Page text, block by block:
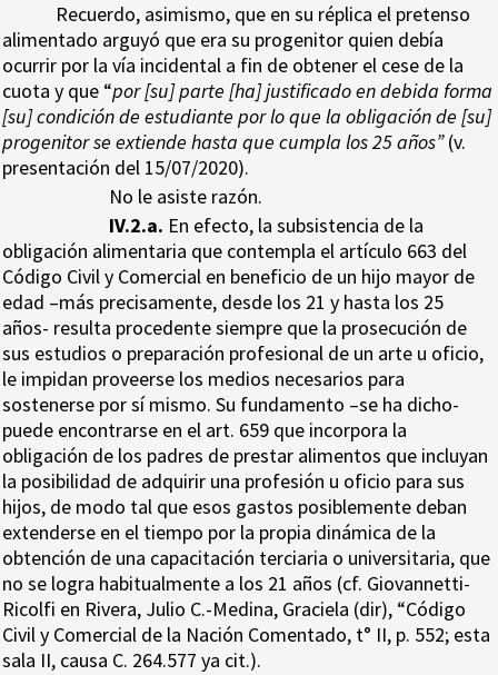
Recuerdo, asimismo, que en su réplica el pretenso
alimentado arguyó que era su progenitor quien debía
ocurrir por la vía incidental a fin de obtener el cese de la
cuota y que “por [su] parte [ha] justificado en debida forma
[su] condición de estudiante por lo que la obligación de [su]
progenitor se extiende hasta que cumpla los 25 años”(v.
presentación del 15/07/2020).
No le asiste razón.
IV.2.a. En efecto, la subsistencia de la
obligación alimentaria que contempla el artículo 663 del
Código Civil y Comercial en beneficio de un hijo mayor de
edad –más precisamente, desde los 21 y hasta los 25
años- resulta procedente siempre que la prosecución de
sus estudios o preparación profesional de un arte u oficio,
le impidan proveerse los medios necesarios para
sostenerse por sí mismo. Su fundamento –se ha dicho-
puede encontrarse en el art. 659 que incorpora la
obligación de los padres de prestar alimentos que incluyan
la posibilidad de adquirir una profesión u oficio para sus
hijos, de modo tal que esos gastos posiblemente deban
extenderse en el tiempo por la propia dinámica de la
obtención de una capacitación terciaria o universitaria, que
no se logra habitualmente a los 21 años (cf. Giovannetti-
Ricolfi en Rivera, Julio C.-Medina, Graciela (dir), “Código
Civil y Comercial de la Nación Comentado, t° II, p. 552; esta
sala II, causa C. 264.577 ya cit.).